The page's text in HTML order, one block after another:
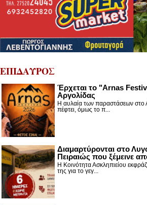
ΕΠΙΔΑΥΡΟΣ
Έρχεται το "Arnas
Αργολίδας
Η αυλαία των παραστάσεων στο
πέφτει, όμως το π...
Διαμαρτύρονται στο
Πειραιώς που ξέμεινε
Η Κοινότητα Ασκληπιείου
της για το γεγ...